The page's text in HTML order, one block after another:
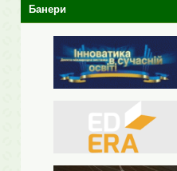
Банери